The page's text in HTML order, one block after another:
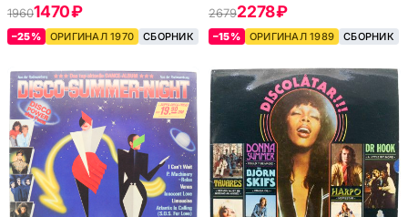
19601470 ₽
–25% ОРИГИНАЛ 1970 СБОРНИК
26792278 ₽
–15% ОРИГИНАЛ 1989 СБОРНИК